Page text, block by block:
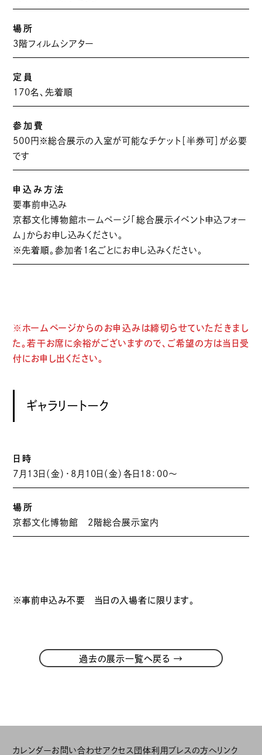
場所
3階フィルムシアター
定員
170名、先着順
参加費
500円※総合展示の入室が可能なチケット［半券可］が必要
です
申込み方法
要事前申込み
京都文化博物館ホームページ「総合展示イベント申込フォー
ム」からお申し込みください。
※先着順。参加者1名ごとにお申し込みください。
※ホームページからのお申込みは締切らせていただきまし
た。若干お席に余裕がございますので、ご希望の方は当日受
付にお申し出ください。
ギャラリートーク
日時
7月13日（金）・8月10日（金）各日18：00〜
場所
京都文化博物館 2階総合展示室内
※事前申込み不要 当日の入場者に限ります。
過去の展示一覧へ戻る →
カレンダーお問い合わせアクセス 団体利用 プレスの方へリンク